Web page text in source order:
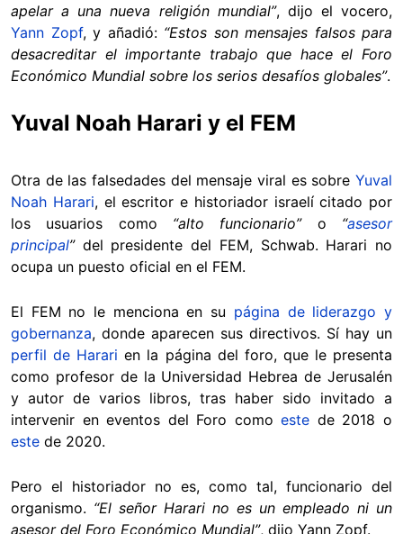
apelar a una nueva religión mundial”, dijo el vocero,
Yann Zopf, y añadió: “Estos son mensajes falsos para
desacreditar el importante trabajo que hace el Foro
Económico Mundial sobre los serios desafíos globales”.
Yuval Noah Harari y el FEM
Otra de las falsedades del mensaje viral es sobre Yuval
Noah Harari, el escritor e historiador israelí citado por
los usuarios como “alto funcionario”o “asesor
principal” del presidente del FEM, Schwab. Harari no
ocupa un puesto oficial en el FEM.
El FEM no le menciona en su página de liderazgo y
gobernanza, donde aparecen sus directivos. Sí hay un
perfil de Harari en la página del foro, que le presenta
como profesor de la Universidad Hebrea de Jerusalén
y autor de varios libros, tras haber sido invitado a
intervenir en eventos del Foro comoeste de 2018 o
este de 2020.
Pero el historiador no es, como tal, funcionario del
organismo. “El señor Harari no es un empleado ni un
asesor del Foro Económico Mundial”, dijo Yann Zopf.